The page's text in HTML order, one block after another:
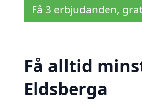
Få 3 erbjudanden,
Få alltid
Eldsberga